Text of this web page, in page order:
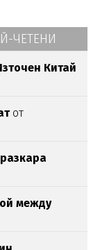
ЧЕТЕНИ
Китай
от
разкара
между